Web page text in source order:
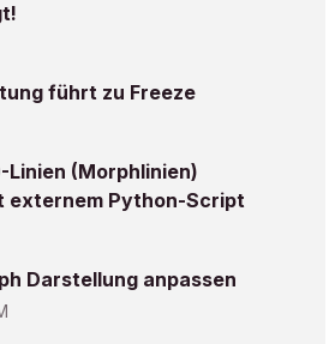
führt zu Freeze
Linien (Morphlinien)
externem Python-Script
Darstellung anpassen